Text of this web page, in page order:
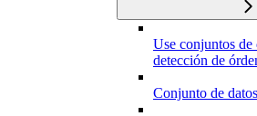
Use conjuntos de
detección de
Conjunto de